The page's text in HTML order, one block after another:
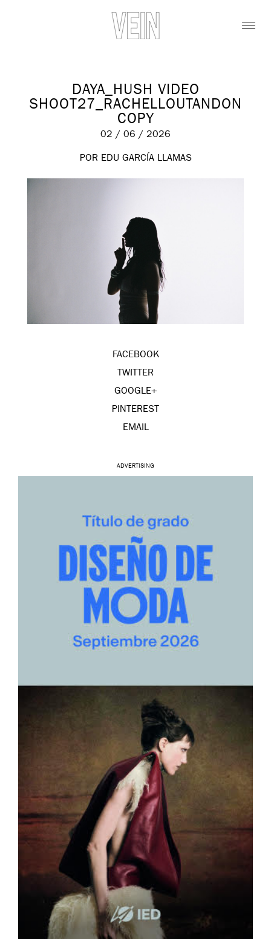
DAYA_HUSH VIDEO
SHOOT27_RACHELLOUTANDON
COPY
02 / 06 / 2026
POR EDU GARCÍA LLAMAS
FACEBOOK
TWITTER
GOOGLE+
PINTEREST
EMAIL
ADVERTISING